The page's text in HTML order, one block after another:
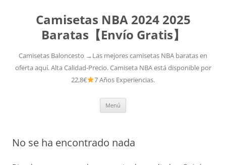
Camisetas NBA 2024 2025
Baratas【Envío Gratis】
Camisetas Baloncesto →Las mejores camisetas NBA baratas en
oferta aquí. Alta Calidad-Precio. Camiseta NBA está disponible por
22,8€
7 Años Experiencias.
Menú
No se ha encontrado nada